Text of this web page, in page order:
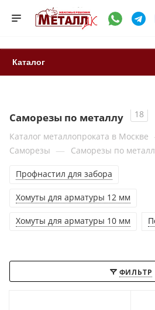
Каталог
Саморезы по металлу
18
Каталог металлопроката в Москве
Саморезы — Саморезы по
Профнастил для забора
Хомуты для арматуры 12 мм
Хомуты для арматуры 10 мм
ФИЛЬТР